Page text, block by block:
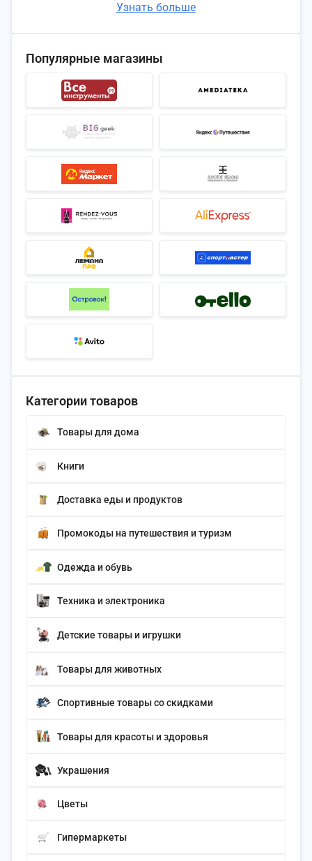
Узнать больше
Популярные магазины
Категории товаров
Товары для дома
Книги
Доставка еды и продуктов
Промокоды на путешествия и туризм
Одежда и обувь
Техника и электроника
Детские товары и игрушки
Товары для животных
Спортивные товары со скидками
Товары для красоты и здоровья
Украшения
Цветы
Гипермаркеты